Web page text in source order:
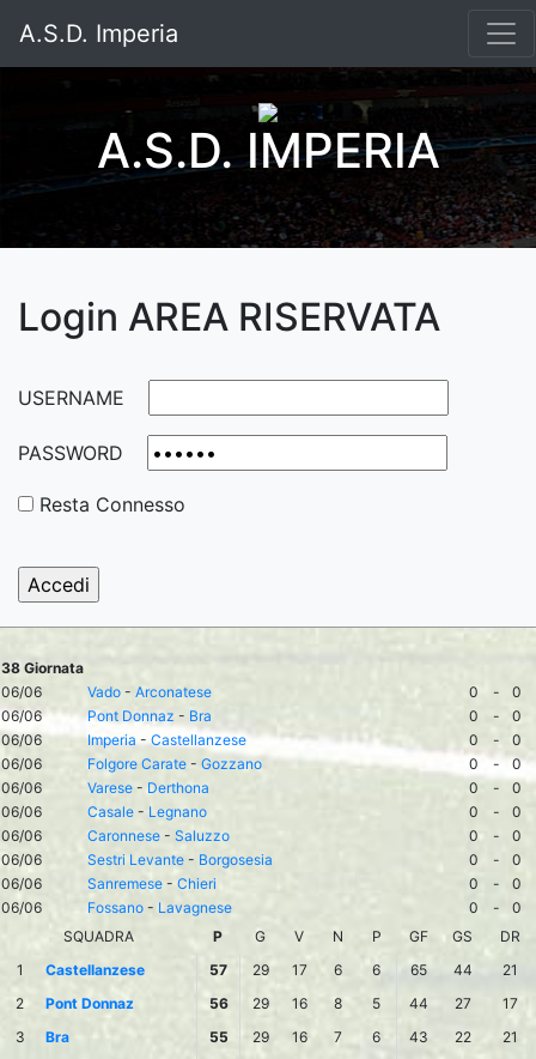
A.S.D. Imperia
A.S.D. IMPERIA
Login AREA RISERVATA
USERNAME
PASSWORD
Resta Connesso
38 Giornata
06/06
Vado - Arconatese 0 -
0
06/06
Pont Donnaz - Bra 0 -
0
06/06
Imperia - Castellanzese 0 -
0
06/06
Folgore Carate - Gozzano 0 -
0
06/06
Varese - Derthona 0 -
0
06/06
Casale - Legnano 0 -
0
06/06
Caronnese - Saluzzo 0 -
0
06/06
Sestri Levante - Borgosesia 0 -
0
06/06
Sanremese - Chieri 0 -
0
06/06
Fossano - Lavagnese 0 -
0
SQUADRA
P G V N P GF GS
DR
1
Castellanzese 57 29 17 6 6 65 44
21
2
Pont Donnaz 56 29 16 8 5 44 27
17
3
Bra 55 29 16 7 6 43 22
21